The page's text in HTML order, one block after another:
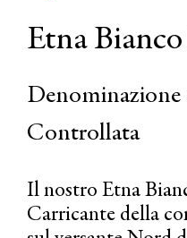
Etna
Denominazione
Controllata
Il nostro Etna
Carricante della